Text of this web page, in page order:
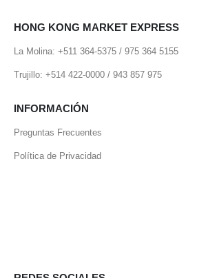
HONG KONG MARKET EXPRESS
La Molina: +511 364-5375 / 975 364 5155
Trujillo: +514 422-0000 / 943 857 975
INFORMACIÓN
Preguntas Frecuentes
Política de Privacidad